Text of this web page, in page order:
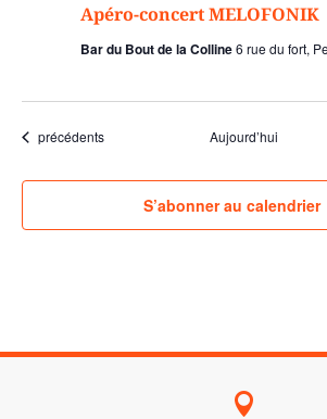
Apéro-concert MELOFONIK
Bar du Bout de la Colline6 rue du fort,
Évènements
précédents Aujourd’hui
S’abonner au calendrier
